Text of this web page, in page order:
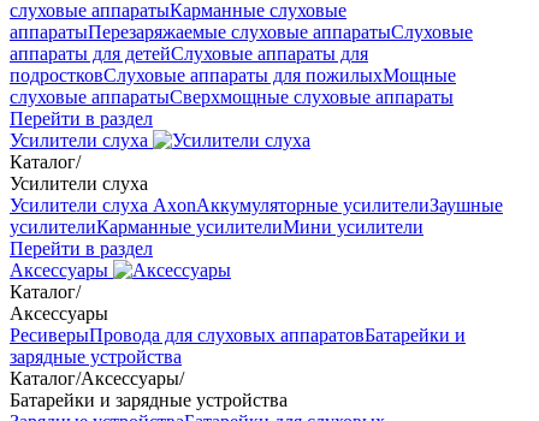
слуховые аппаратыКарманные слуховые
аппаратыПерезаряжаемые слуховые аппаратыСлуховые
аппараты для детейСлуховые аппараты для
подростковСлуховые аппараты для пожилыхМощные
слуховые аппаратыСверхмощные слуховые аппараты
Перейти в раздел
Усилители слуха
Каталог/
Усилители слуха
Усилители слуха AxonАккумуляторные усилителиЗаушные
усилителиКарманные усилителиМини усилители
Перейти в раздел
Аксессуары
Каталог/
Аксессуары
РесиверыПровода для слуховых аппаратовБатарейки и
зарядные устройства
Каталог/Аксессуары/
Батарейки и зарядные устройства